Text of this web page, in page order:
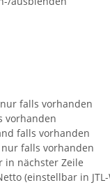
falls vorhanden
vorhanden
falls vorhanden
falls vorhanden
in nächster Zeile
(einstellbar in JTL-